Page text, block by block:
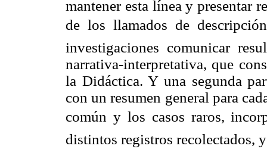
mantener esta línea y presentar
de los llamados de
investigaciones comunicar
narrativa-interpretativa, que
la Didáctica. Yuna segunda
con un resumen general para
común y los casos raros,
distintos registros recolectados,